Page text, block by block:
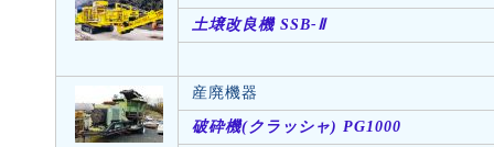
土壌改良機 SSB-Ⅱ
産廃機器
破砕機(クラッシャ) PG1000